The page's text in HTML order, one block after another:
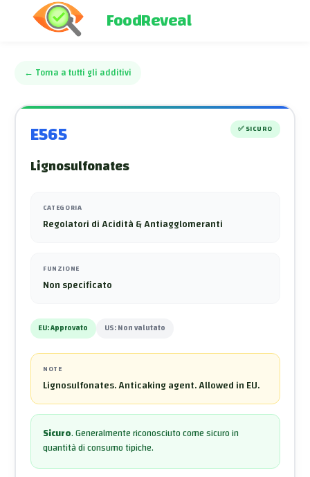
FoodReveal
← Torna a tutti gli additivi
E565 ✅SICURO
Lignosulfonates
CATEGORIA
Regolatori di Acidità & Antiagglomeranti
FUNZIONE
Non specificato
EU:Approvato US:Non valutato
NOTE
Lignosulfonates. Anticaking agent. Allowed in EU.
Sicuro.Generalmente riconosciuto come sicuro in
quantità di consumo tipiche.